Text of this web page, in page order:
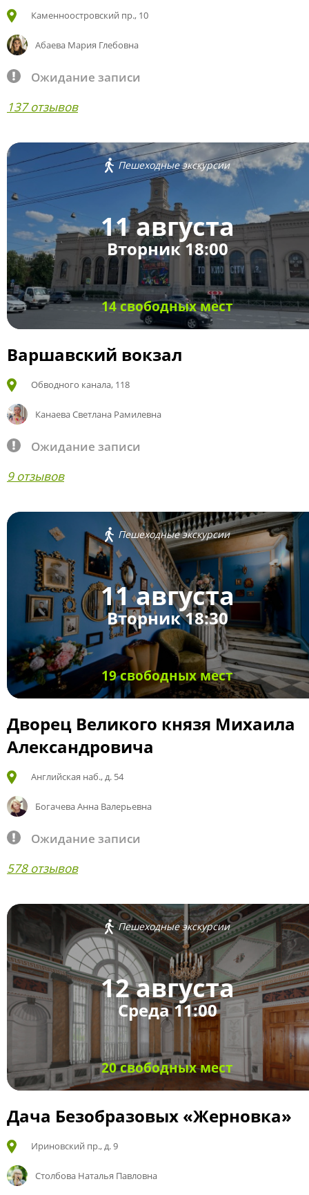
Каменноостровский пр., 10
Абаева Мария Глебовна
Ожидание записи
137 отзывов
Пешеходные экскурсии
11 августа
Вторник 18:00
14 свободных мест
Варшавский вокзал
Обводного канала, 118
Канаева Светлана Рамилевна
Ожидание записи
9 отзывов
Пешеходные экскурсии
11 августа
Вторник 18:30
19 свободных мест
Дворец Великого князя Михаила
Александровича
Английская наб., д. 54
Богачева Анна Валерьевна
Ожидание записи
578 отзывов
Пешеходные экскурсии
12 августа
Среда 11:00
20 свободных мест
Дача Безобразовых «Жерновка»
Ириновский пр., д. 9
Столбова Наталья Павловна